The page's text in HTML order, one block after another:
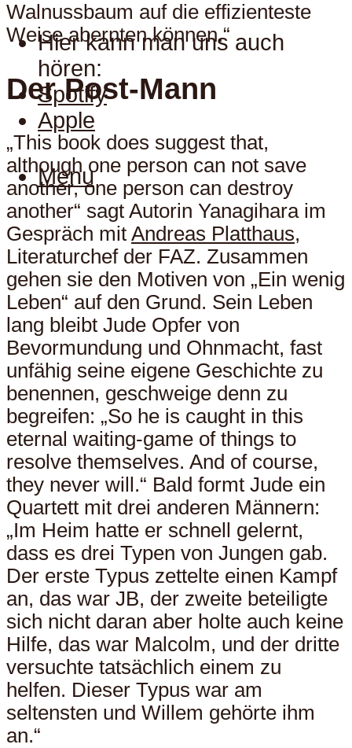
Hier kann man uns auch
hören:
Spotify
Apple
Menu
Walnussbaum auf die effizienteste
Weise abernten können.“
Der Post-Mann
„This book does suggest that,
although one person can not save
another, one person can destroy
another“ sagt Autorin Yanagihara im
Gespräch mit Andreas Platthaus,
Literaturchef der FAZ. Zusammen
gehen sie den Motiven von „Ein wenig
Leben“ auf den Grund. Sein Leben
lang bleibt Jude Opfer von
Bevormundung und Ohnmacht, fast
unfähig seine eigene Geschichte zu
benennen, geschweige denn zu
begreifen: „So he is caught in this
eternal waiting-game of things to
resolve themselves. And of course,
they never will.“ Bald formt Jude ein
Quartett mit drei anderen Männern:
„Im Heim hatte er schnell gelernt,
dass es drei Typen von Jungen gab.
Der erste Typus zettelte einen Kampf
an, das war JB, der zweite beteiligte
sich nicht daran aber holte auch keine
Hilfe, das war Malcolm, und der dritte
versuchte tatsächlich einem zu
helfen. Dieser Typus war am
seltensten und Willem gehörte ihm
an.“